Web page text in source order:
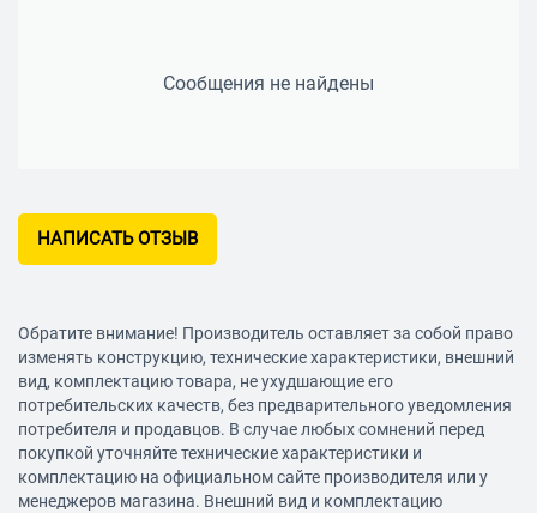
Поддержка стереозвука NICAM
PAL, SECAM, NTSC
Поддержка DVB-T
DVB-T MPEG4
Поддержка DVB-T2
есть
Сообщения не найдены
НАПИСАТЬ ОТЗЫВ
Обратите внимание! Производитель оставляет за собой право
изменять конструкцию, технические характеристики, внешний
вид, комплектацию товара, не ухудшающие его
потребительских качеств, без предварительного уведомления
потребителя и продавцов. В случае любых сомнений перед
покупкой уточняйте технические характеристики и
комплектацию на официальном сайте производителя или у
менеджеров магазина. Внешний вид и комплектацию